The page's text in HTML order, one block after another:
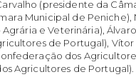
(presidente da
Municipal de
e Veterinária),
de Portugal),
dos
Agricultores de Portugal).